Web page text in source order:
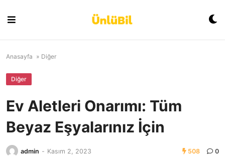
content
Anasayfa » Diğer
Diğer
Ev Aletleri Onarımı: Tüm
Beyaz Eşyalarınız İçin
admin - Kasım 2, 2023 508 0